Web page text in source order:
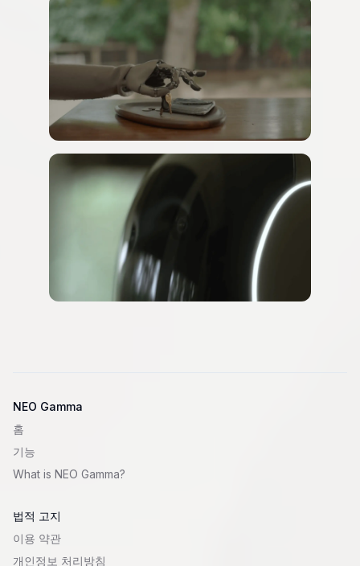
NEO Gamma
홈
기능
What is NEO Gamma?
법적 고지
이용 약관
개인정보 처리방침